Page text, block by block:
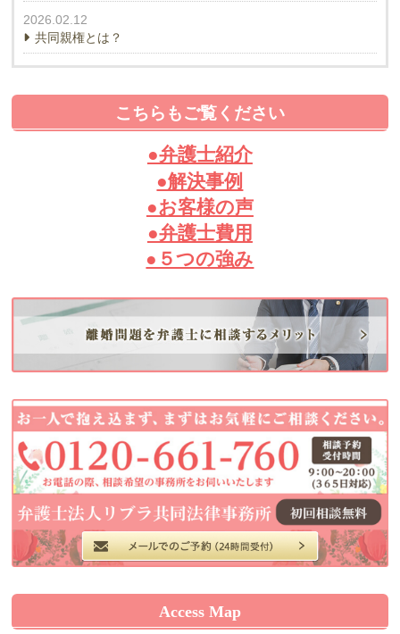
2026.02.12
共同親権とは？
こちらもご覧ください
●弁護士紹介
●解決事例
●お客様の声
●弁護士費用
●５つの強み
Access Map